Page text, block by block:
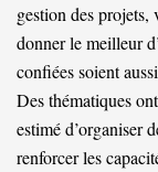
gestion des projets,
donner le meilleur
confiées soient
Des thématiques
estimé d’organiser
renforcer les